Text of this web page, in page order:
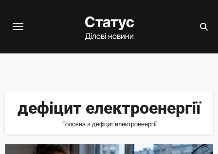
Статус
Ділові новини
дефіцит електроенергії
Головна » дефіцит електроенергії